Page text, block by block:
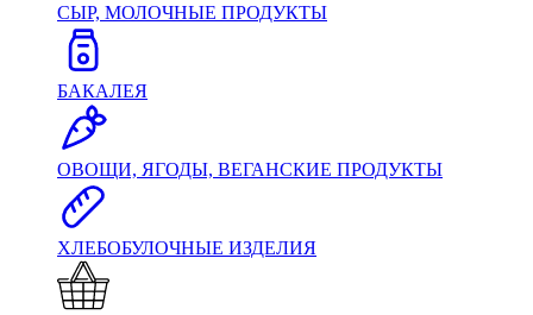
СЫР, МОЛОЧНЫЕ ПРОДУКТЫ
БАКАЛЕЯ
ОВОЩИ, ЯГОДЫ, ВЕГАНСКИЕ ПРОДУКТЫ
ХЛЕБОБУЛОЧНЫЕ ИЗДЕЛИЯ